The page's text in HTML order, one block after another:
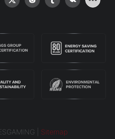
| Sitemap